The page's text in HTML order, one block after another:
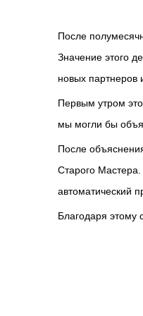
После
Значение этого
новых
Первым утром
мы могли бы
После
Старого
автоматический
Благодаря этому